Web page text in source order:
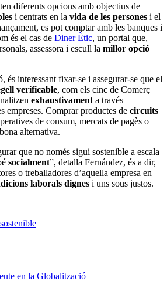
diferents opcions amb objectius de
i centrats en la vida de les persones i el
es pot comptar amb les banques i
és el cas de Diner Ètic, un portal que,
assessora i escull la millor opció
és interessant fixar-se i assegurar-se que el
verificable, com els cinc de Comerç
exhaustivament a través
empreses. Comprar productes de circuits
de consum, mercats de pagès o
alternativa.
que no només sigui sostenible a escala
socialment”, detalla Fernández, és a dir,
o treballadores d’aquella empresa en
laborals dignes i uns sous justos.
en la Globalització